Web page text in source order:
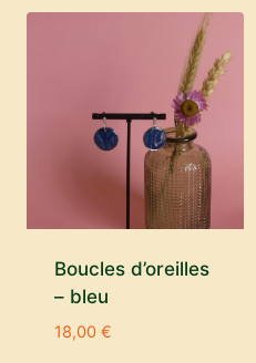
Boucles d’oreilles
– bleu
18,00 €